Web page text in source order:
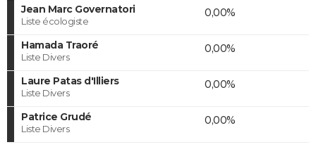
Jean Marc Governatori
Liste écologiste
0,00%
Hamada Traoré
Liste Divers
0,00%
Laure Patas d'Illiers
Liste Divers
0,00%
Patrice Grudé
Liste Divers
0,00%